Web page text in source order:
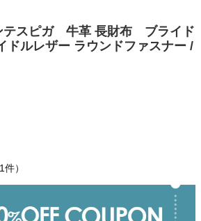
テスピガ 牛革 長財布 ブライド
ルレザー ラウンドファスナー /
1件）